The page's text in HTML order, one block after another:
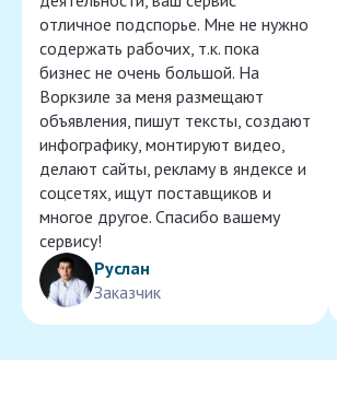
отличное подспорье. Мне не нужно
содержать рабочих, т.к. пока
бизнес не очень большой. На
Воркзиле за меня размещают
объявления, пишут тексты, создают
инфографику, монтируют видео,
делают сайты, рекламу в яндексе и
соцсетях, ищут поставщиков и
многое другое. Спасибо вашему
сервису!
Руслан
Заказчик